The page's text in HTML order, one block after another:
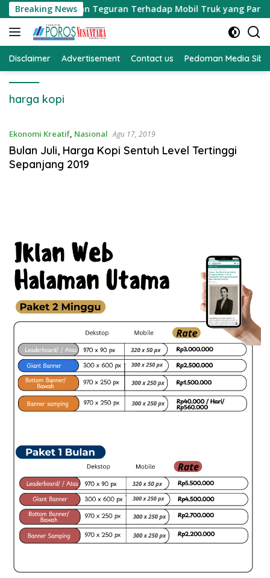
Langsung
ke
konten
Breaking News
MH Memberikan Teguran Terhadap Mobil Truk yang Parkir
Disclaimer Advertisement Contact us Pedoman Media
harga kopi
Ekonomi Kreatif, Nasional Agu 17, 2019
Bulan Juli, Harga Kopi Sentuh Level Tertinggi
Sepanjang 2019